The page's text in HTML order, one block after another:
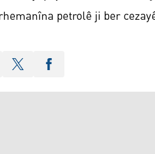
petrolê ji ber